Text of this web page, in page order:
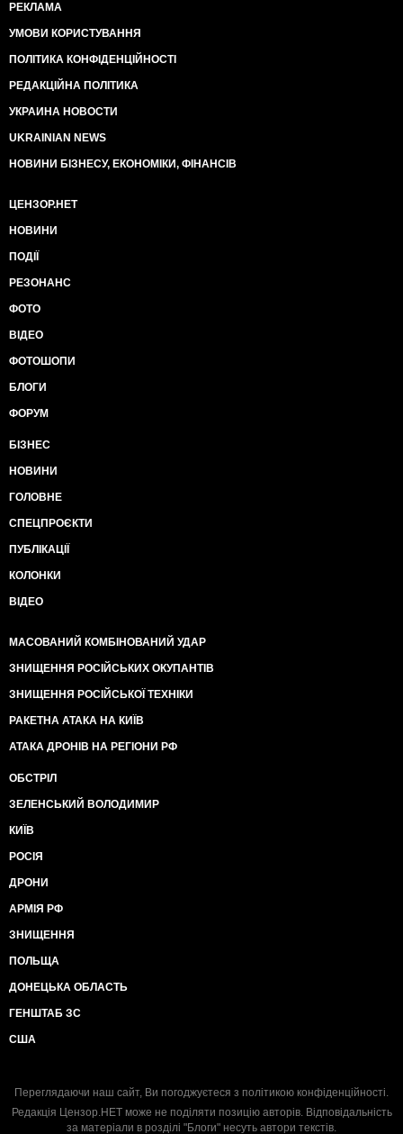
РЕКЛАМА
УМОВИ КОРИСТУВАННЯ
ПОЛІТИКА КОНФІДЕНЦІЙНОСТІ
РЕДАКЦІЙНА ПОЛІТИКА
УКРАИНА НОВОСТИ
UKRAINIAN NEWS
НОВИНИ БІЗНЕСУ, ЕКОНОМІКИ, ФІНАНСІВ
ЦЕНЗОР.НЕТ
НОВИНИ
ПОДІЇ
РЕЗОНАНС
ФОТО
ВІДЕО
ФОТОШОПИ
БЛОГИ
ФОРУМ
БІЗНЕС
НОВИНИ
ГОЛОВНЕ
СПЕЦПРОЄКТИ
ПУБЛІКАЦІЇ
КОЛОНКИ
ВІДЕО
МАСОВАНИЙ КОМБІНОВАНИЙ УДАР
ЗНИЩЕННЯ РОСІЙСЬКИХ ОКУПАНТІВ
ЗНИЩЕННЯ РОСІЙСЬКОЇ ТЕХНІКИ
РАКЕТНА АТАКА НА КИЇВ
АТАКА ДРОНІВ НА РЕГІОНИ РФ
ОБСТРІЛ
ЗЕЛЕНСЬКИЙ ВОЛОДИМИР
КИЇВ
РОСІЯ
ДРОНИ
АРМІЯ РФ
ЗНИЩЕННЯ
ПОЛЬЩА
ДОНЕЦЬКА ОБЛАСТЬ
ГЕНШТАБ ЗС
США
Переглядаючи наш сайт, Ви погоджуєтеся з політикою конфіденційності.
Редакція Цензор.НЕТ може не поділяти позицію авторів. Відповідальність
за матеріали в розділі "Блоги" несуть автори текстів.